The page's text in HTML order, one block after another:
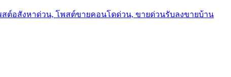
ต์อสังหาด่วน, โพสต์ขายคอนโดด่วน, ขายด่วนรับลงขายบ้าน